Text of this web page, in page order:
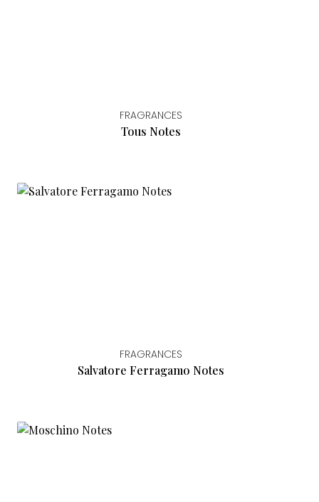
FRAGRANCES
Tous Notes
FRAGRANCES
Salvatore Ferragamo Notes